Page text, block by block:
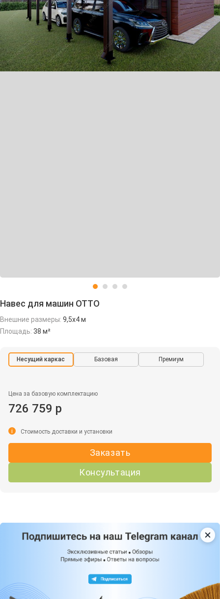
Навес для машин ОТТО
Внешние размеры: 9,5х4 м
Площадь: 38 м²
Несущий каркас Базовая Премиум
Цена за базовую комплектацию
726 759 р
Заказать
Консультация
i Стоимость доставки и установки